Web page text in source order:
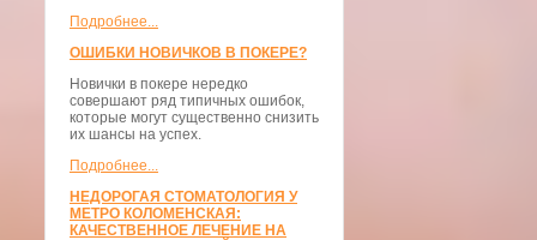
Подробнее...
ОШИБКИ НОВИЧКОВ В ПОКЕРЕ?
Новички в покере нередко
совершают ряд типичных ошибок,
которые могут существенно снизить
их шансы на успех.
Подробнее...
НЕДОРОГАЯ СТОМАТОЛОГИЯ У
МЕТРО КОЛОМЕНСКАЯ:
КАЧЕСТВЕННОЕ ЛЕЧЕНИЕ НА